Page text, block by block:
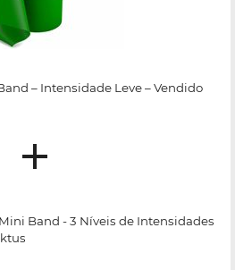
– Intensidade Leve – Vendido
Band - 3 Níveis de Intensidades